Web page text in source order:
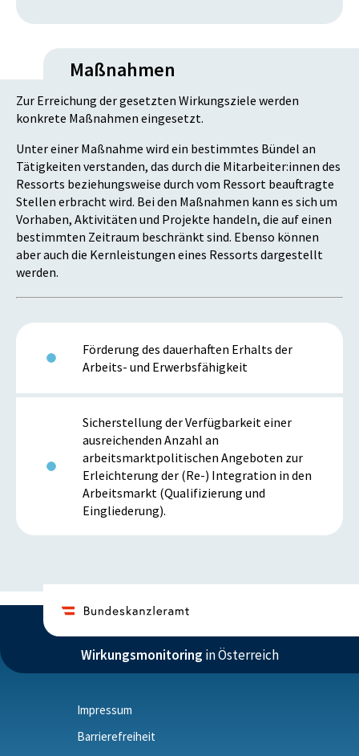
Maßnahmen
Zur Erreichung der gesetzten Wirkungsziele werden
konkrete Maßnahmen eingesetzt.
Unter einer Maßnahme wird ein bestimmtes Bündel an
Tätigkeiten verstanden, das durch die Mitarbeiter:innen des
Ressorts beziehungsweise durch vom Ressort beauftragte
Stellen erbracht wird. Bei den Maßnahmen kann es sich um
Vorhaben, Aktivitäten und Projekte handeln, die auf einen
bestimmten Zeitraum beschränkt sind. Ebenso können
aber auch die Kernleistungen eines Ressorts dargestellt
werden.
Förderung des dauerhaften Erhalts der
Arbeits- und Erwerbsfähigkeit
Sicherstellung der Verfügbarkeit einer
ausreichenden Anzahl an
arbeitsmarktpolitischen Angeboten zur
Erleichterung der (Re-) Integration in den
Arbeitsmarkt (Qualifizierung und
Eingliederung).
Wirkungsmonitoring in Österreich
Impressum
Barrierefreiheit